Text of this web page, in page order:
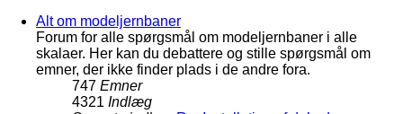
Alt om modeljernbaner
Forum for alle spørgsmål om modeljernbaner i alle
skalaer. Her kan du debattere og stille spørgsmål om
emner, der ikke finder plads i de andre fora.
747 Emner
4321 Indlæg